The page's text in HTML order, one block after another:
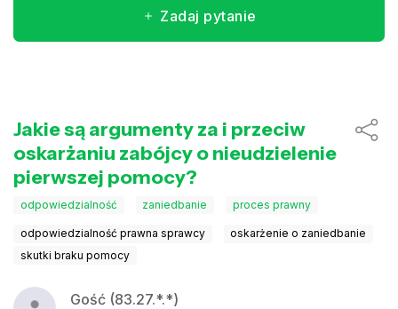
Zadaj pytanie
Jakie są argumenty za i przeciw
oskarżaniu zabójcy o nieudzielenie
pierwszej pomocy?
odpowiedzialność zaniedbanie proces prawny
odpowiedzialność prawna sprawcy
oskarżenie o zaniedbanie
skutki braku pomocy
Gość (83.27.*.*)